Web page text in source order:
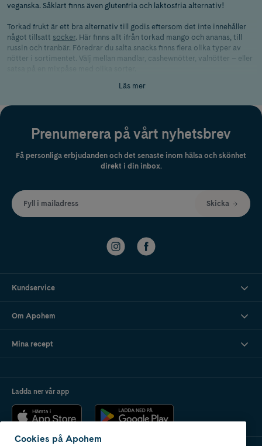
veganska. Såklart finns även glutenfria och laktosfria alternativ!
Torkad frukt är ett bra alternativ till godis eftersom det inte innehåller
något tillsatt socker. Här finns allt ifrån torkad mango och ananas, till
russin och tranbär. Föredrar du salta snacks finns flera olika typer av
nötter i sortimentet. Välj mellan mandlar, cashewnötter, valnötter – eller
När det gäller frön finns skalade solrosfrön, chiafrön och olika frömixer.
Läs mer
Prenumerera på vårt nyhetsbrev
Få personliga erbjudanden och det senaste inom hälsa och skönhet
direkt i din inbox.
Fyll i mailadress Skicka
Kundservice
Om Apohem
Mina recept
Ladda ner vår app
Cookies på Apohem